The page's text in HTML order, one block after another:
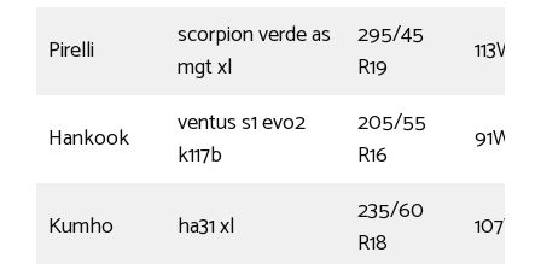
Pirelli
scorpion verde as
mgt xl
295/45
R19
113W
Hankook
ventus s1 evo2
k117b
205/55
R16
91W
Kumho ha31 xl
235/60
R18
107V